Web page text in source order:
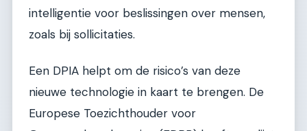
intelligentie voor beslissingen over mensen,
zoals bij sollicitaties.
Een DPIA helpt om de risico’s van deze
nieuwe technologie in kaart te brengen. De
Europese Toezichthouder voor